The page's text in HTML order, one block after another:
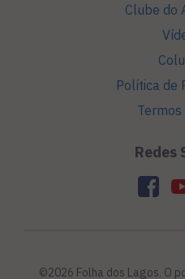
Clube do
Política de
Termos
Redes
©2026 Folha dos Lagos. O